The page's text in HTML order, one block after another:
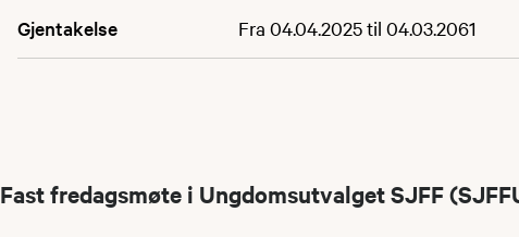
Gjentakelse Fra 04.04.2025 til 04.03.2061
Fast fredagsmøte i Ungdomsutvalget SJFF